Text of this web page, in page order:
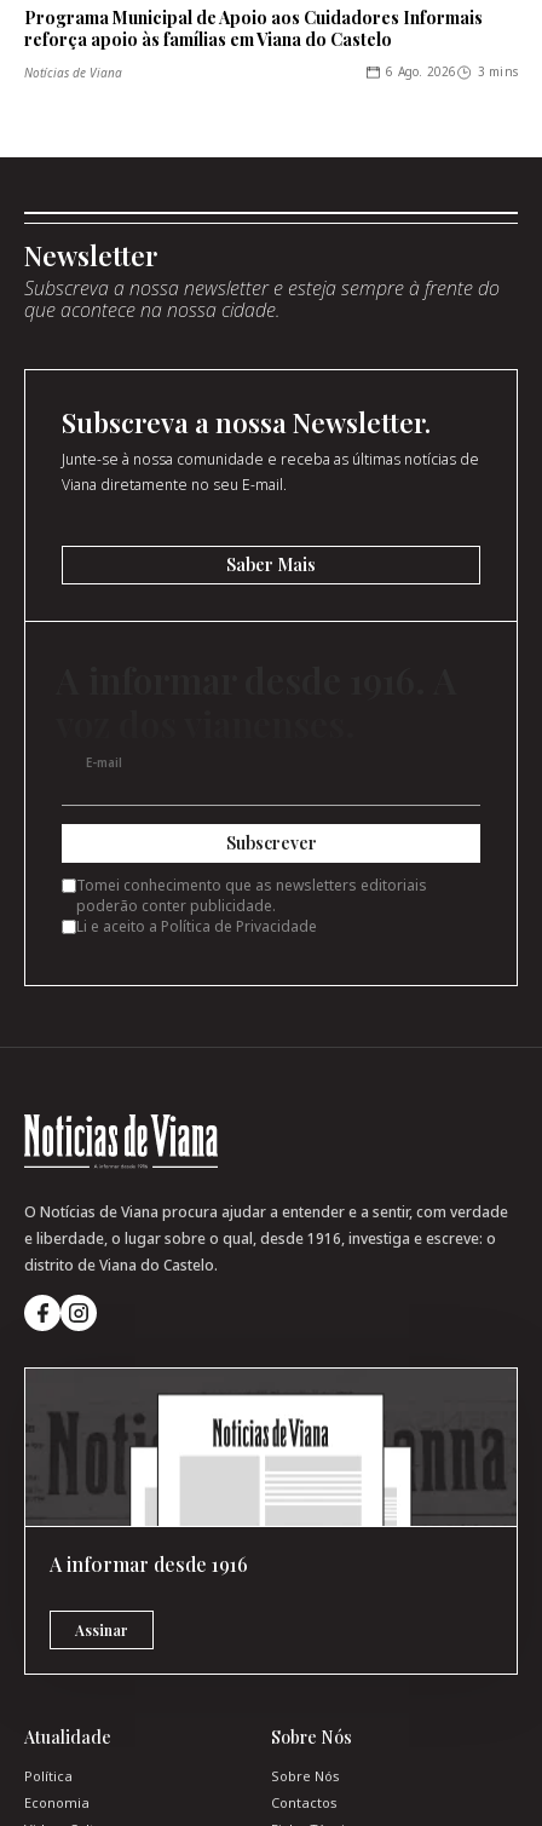
Programa Municipal de Apoio aos Cuidadores Informais
reforça apoio às famílias em Viana do Castelo
Notícias de Viana 6 Ago. 2026 3 mins
Newsletter
Subscreva a nossa newsletter e esteja sempre à frente do
que acontece na nossa cidade.
Subscreva a nossa Newsletter.
Junte-se à nossa comunidade e receba as últimas notícias de
Viana diretamente no seu E-mail.
Saber Mais
E-mail
Subscrever
Tomei conhecimento que as newsletters editoriais
poderão conter publicidade.
Li e aceito a Política de Privacidade
O Notícias de Viana procura ajudar a entender e a sentir, com verdade
e liberdade, o lugar sobre o qual, desde 1916, investiga e escreve: o
distrito de Viana do Castelo.
A informar desde 1916
Assinar
Atualidade
Política
Economia
Sobre Nós
Sobre Nós
Contactos